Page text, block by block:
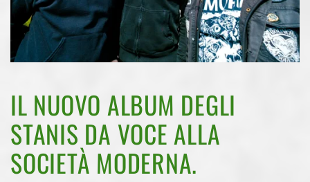
IL NUOVO ALBUM DEGLI
STANIS DA VOCE ALLA
SOCIETÀ MODERNA.